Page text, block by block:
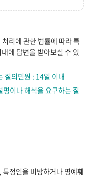
리에 관한 법률에 따라 특
에 답변을 받아보실 수 있
질의민원 : 14일 이내
이나 해석을 요구하는 질
정인을 비방하거나 명예훼